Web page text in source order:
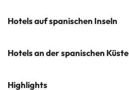
Newsletter abonnieren
Hotels in Salou
Hotels in Marbella
Hotels auf spanischen Inseln
Hotels auf Mallorca
Hotels an der spanischen Küste
Costa Brava
Highlights